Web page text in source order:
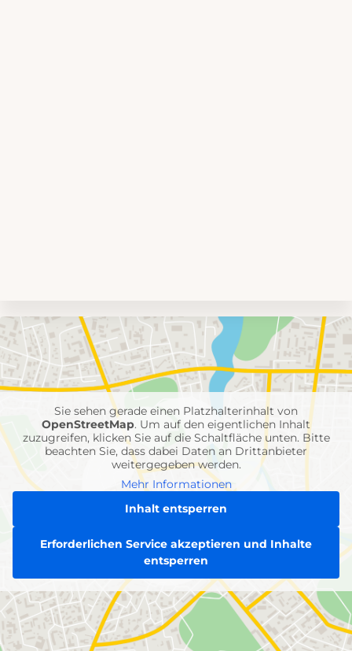
Umgebungskarte
mit
Feuerwehr-
Einheiten
Sie sehen gerade einen Platzhalterinhalt von
OpenStreetMap. Um auf den eigentlichen Inhalt
zuzugreifen, klicken Sie auf die Schaltfläche unten. Bitte
beachten Sie, dass dabei Daten an Drittanbieter
weitergegeben werden.
Mehr Informationen
Inhalt entsperren
Erforderlichen Service akzeptieren und Inhalte
entsperren